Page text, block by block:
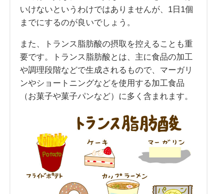
いけないというわけではありませんが、1日1個
までにするのが良いでしょう。
また、トランス脂肪酸の摂取を控えることも重
要です。トランス脂肪酸とは、主に食品の加工
や調理段階などで生成されるもので、マーガリ
ンやショートニングなどを使用する加工食品
（お菓子や菓子パンなど）に多く含まれます。